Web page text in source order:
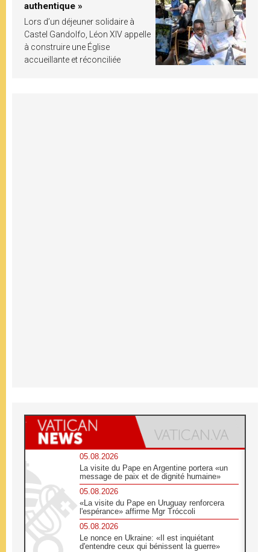
authentique »
Lors d’un déjeuner solidaire à
Castel Gandolfo, Léon XIV appelle
à construire une Église
accueillante et réconciliée
05.08.2026
La visite du Pape en Argentine portera «un
message de paix et de dignité humaine»
05.08.2026
«La visite du Pape en Uruguay renforcera
l'espérance» affirme Mgr Tróccoli
05.08.2026
Le nonce en Ukraine: «Il est inquiétant
d'entendre ceux qui bénissent la guerre»